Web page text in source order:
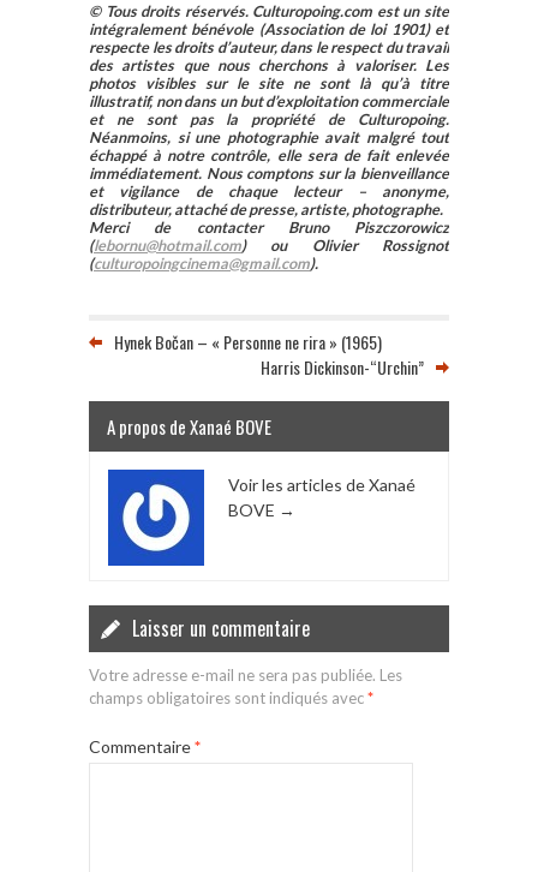
© Tous droits réservés. Culturopoing.com est un site
intégralement bénévole (Association de loi 1901) et
respecte les droits d’auteur, dans le respect du travail
des artistes que nous cherchons à valoriser. Les
photos visibles sur le site ne sont là qu’à titre
illustratif, non dans un but d’exploitation commerciale
et ne sont pas la propriété de Culturopoing.
Néanmoins, si une photographie avait malgré tout
échappé à notre contrôle, elle sera de fait enlevée
immédiatement. Nous comptons sur la bienveillance
et vigilance de chaque lecteur – anonyme,
distributeur, attaché de presse, artiste, photographe.
Merci de contacter Bruno Piszczorowicz
(lebornu@hotmail.com) ou Olivier Rossignot
(culturopoingcinema@gmail.com).
Hynek Bočan – « Personne ne rira » (1965)
Harris Dickinson-“Urchin”
A propos de Xanaé BOVE
Voir les articles de Xanaé
BOVE →
Laisser un commentaire
Votre adresse e-mail ne sera pas publiée. Les
champs obligatoires sont indiqués avec*
Commentaire*